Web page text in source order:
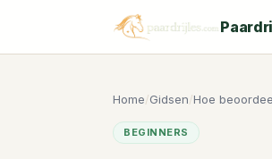
Home/Gidsen/Hoe
BEGINNERS